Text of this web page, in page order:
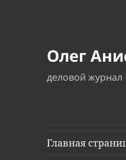
Олег
деловой журнал
Главная